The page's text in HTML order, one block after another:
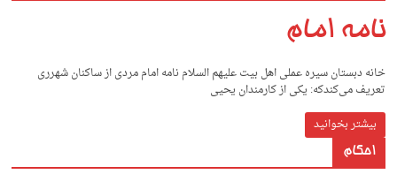
نامه امام
خانه دبستان سیره عملی اهل بیت علیهم السلام نامه امام مردی از ساکنان شهرری
تعریف می‌کندکه: یکی از کارمندان یحیی
بیشتر بخوانید
احکام